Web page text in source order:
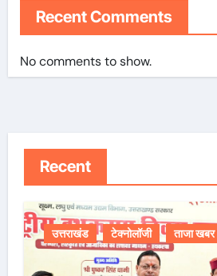
Recent Comments
No comments to show.
Recent
उत्तराखंड टेक्नोलॉजी ताजा खबर